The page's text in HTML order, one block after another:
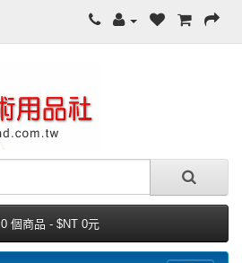
0 個商品 - $NT 0元